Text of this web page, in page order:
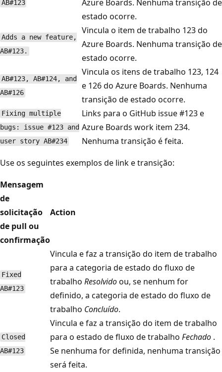
AB#123
Azure Boards. Nenhuma transição de
estado ocorre.
Adds a new feature,
AB#123.
Vincula o item de trabalho 123 do
Azure Boards. Nenhuma transição de
estado ocorre.
AB#123, AB#124, and
AB#126
Vincula os itens de trabalho 123, 124
e 126 do Azure Boards. Nenhuma
transição de estado ocorre.
Fixing multiple
bugs: issue #123 and
user story AB#234
Links para o GitHub issue #123 e
Azure Boards work item 234.
Nenhuma transição é feita.
Use os seguintes exemplos de link e transição:
Mensagem
de
solicitação
de pull ou
confirmação
Action
Fixed
AB#123
Vincula e faz a transição do item de trabalho
para a categoria de estado do fluxo de
trabalho Resolvidoou, se nenhum for
definido, a categoria de estado do fluxo de
trabalho Concluído.
Closed
AB#123
Vincula e faz a transição do item de trabalho
para o estado de fluxo de trabalho Fechado .
Se nenhuma for definida, nenhuma transição
será feita.